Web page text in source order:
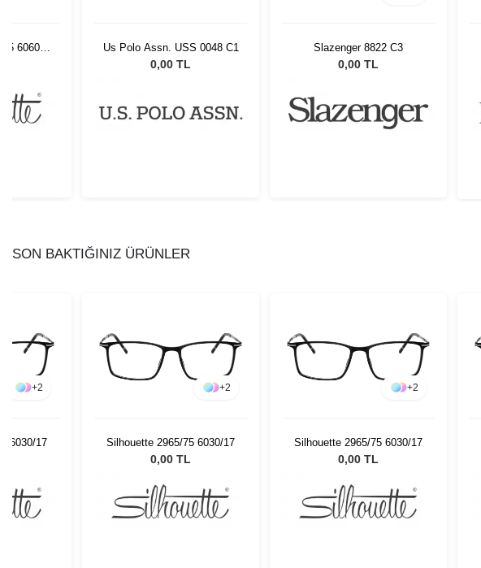
6060 Us Polo Assn. USS 0048 C1
0,00 TL
Slazenger 8822 C3
0,00 TL
SON BAKTIĞINIZ ÜRÜNLER
+2
6030/17
+2
Silhouette 2965/75 6030/17
0,00 TL
+2
Silhouette 2965/75 6030/17
0,00 TL